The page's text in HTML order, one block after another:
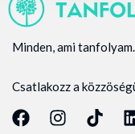
Minden, ami tanfolyam.
Csatlakozz a